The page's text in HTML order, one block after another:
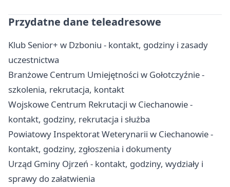
Przydatne dane teleadresowe
Klub Senior+ w Dzboniu - kontakt, godziny i zasady
uczestnictwa
Branżowe Centrum Umiejętności w Gołotczyźnie -
szkolenia, rekrutacja, kontakt
Wojskowe Centrum Rekrutacji w Ciechanowie -
kontakt, godziny, rekrutacja i służba
Powiatowy Inspektorat Weterynarii w Ciechanowie -
kontakt, godziny, zgłoszenia i dokumenty
Urząd Gminy Ojrzeń - kontakt, godziny, wydziały i
sprawy do załatwienia